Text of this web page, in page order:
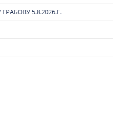
5.8.2026.Г.